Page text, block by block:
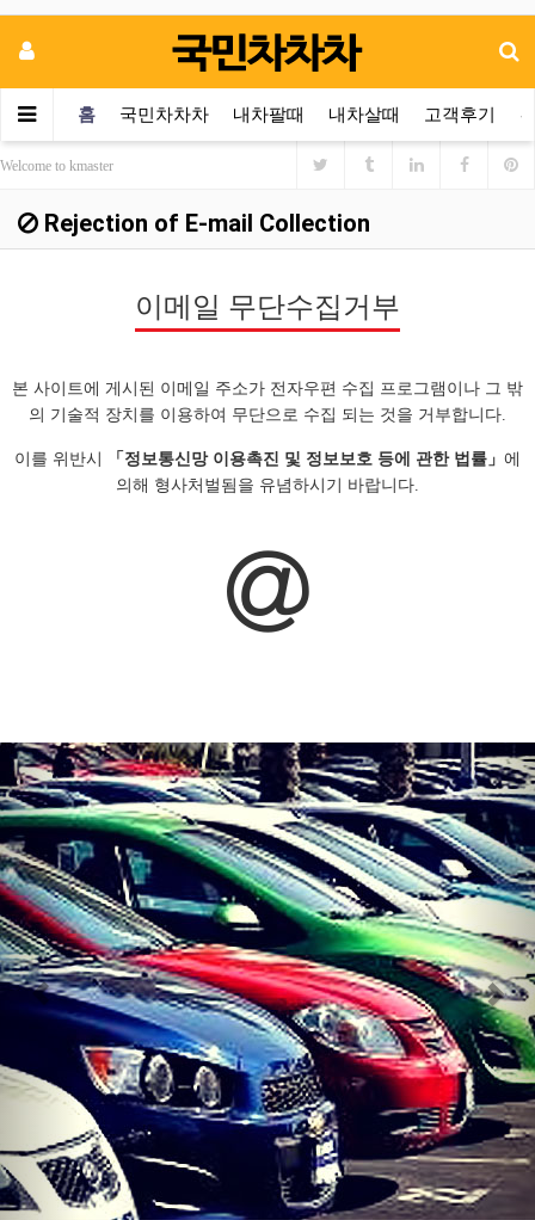
홈 국민차차차 내차팔때 내차살때 고객후기
Welcome to kmaster
Rejection of E-mail Collection
이메일 무단수집거부
본 사이트에 게시된 이메일 주소가 전자우편 수집 프로그램이나 그 밖
의 기술적 장치를 이용하여 무단으로 수집 되는 것을 거부합니다.
이를 위반시 「정보통신망 이용촉진 및 정보보호 등에 관한 법률」 에
의해 형사처벌됨을 유념하시기 바랍니다.
Previous